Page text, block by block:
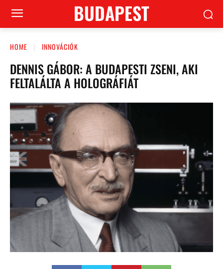
BUDAPEST
HOME INNOVÁCIÓK
DENNIS GÁBOR: A BUDAPESTI ZSENI, AKI
FELTALÁLTA A HOLOGRÁFIÁT